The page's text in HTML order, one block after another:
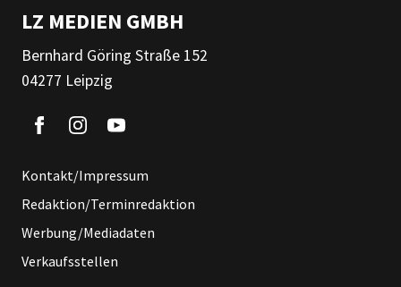
LZ MEDIEN GMBH
Bernhard Göring Straße 152
04277 Leipzig
Kontakt/Impressum
Redaktion/Terminredaktion
Werbung/Mediadaten
Verkaufsstellen